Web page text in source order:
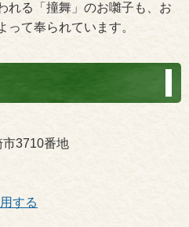
れる「撞舞」のお囃子も、お
って奉られています。
3710番地
する